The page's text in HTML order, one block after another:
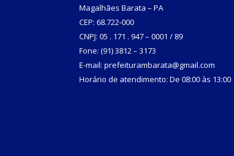
Magalhães Barata – PA
CEP: 68.722-000
CNPJ: 05 . 171 . 947 – 0001 / 89
Fone: (91) 3812 – 3173
E-mail: prefeiturambarata@gmail.com
Horário de atendimento: De 08:00 às 13:00